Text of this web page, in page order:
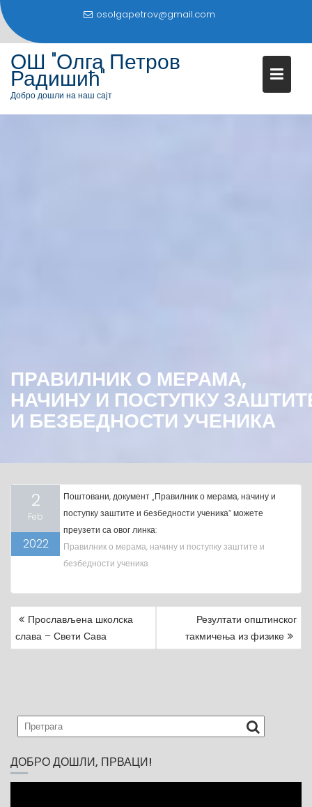
S
i
osolgapetrov@gmail.com
ОШ "Олга Петров
Радишић"
Добро дошли на наш сајт
ПРАВИЛНИК О МЕРАМА,
НАЧИНУ И ПОСТУПКУ
И БЕЗБЕДНОСТИ УЧЕНИКА
2
Feb
2022
Поштовани, документ „Правилник о мерама, начину и
поступку заштите и безбедности ученика“ можете
преузети са овог линка:
Правилник о мерама, начину и поступку заштите и
безбедности ученика
O
V
A
T
Прослављена школска
слава – Свети Сава
Резултати општинског
такмичења из физике
ДОБРО ДОШЛИ, ПРВАЦИ!